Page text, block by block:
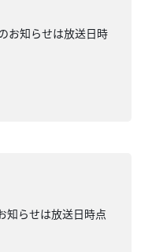
お知らせは放送日時
知らせは放送日時点